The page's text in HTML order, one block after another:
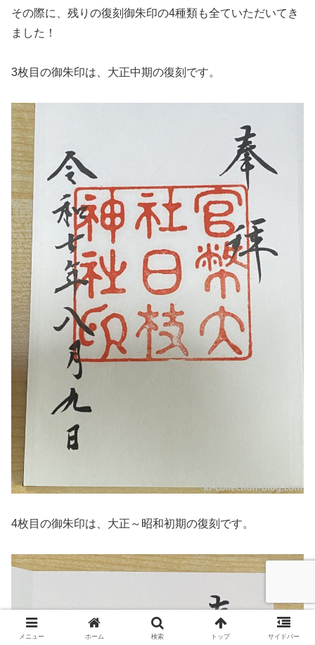
その際に、残りの復刻御朱印の4種類も全ていただいてき
ました！
3枚目の御朱印は、大正中期の復刻です。
4枚目の御朱印は、大正～昭和初期の復刻です。
メニュー ホーム 検索 トップ サイドバー